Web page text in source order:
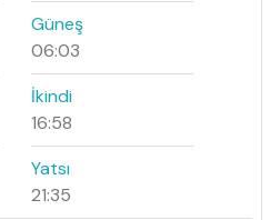
Güneş
06:03
İkindi
16:58
Yatsı
21:35